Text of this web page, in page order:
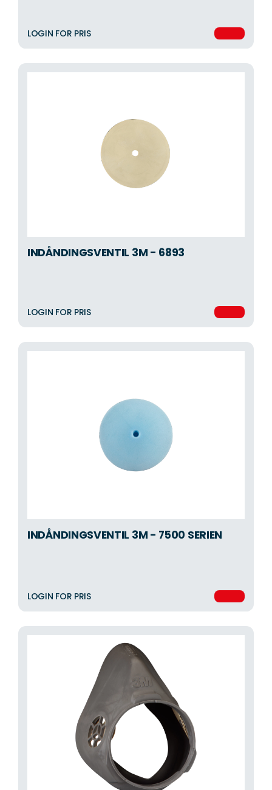
LOGIN FOR PRIS
INDÅNDINGSVENTIL 3M - 6893
LOGIN FOR PRIS
INDÅNDINGSVENTIL 3M - 7500 SERIEN
LOGIN FOR PRIS